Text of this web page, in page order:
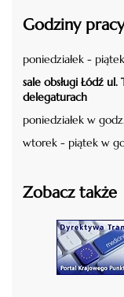
Godziny
poniedziałek -
sale obsługi Łódź
delegaturach
poniedziałek w
wtorek - piątek w
Zobacz także